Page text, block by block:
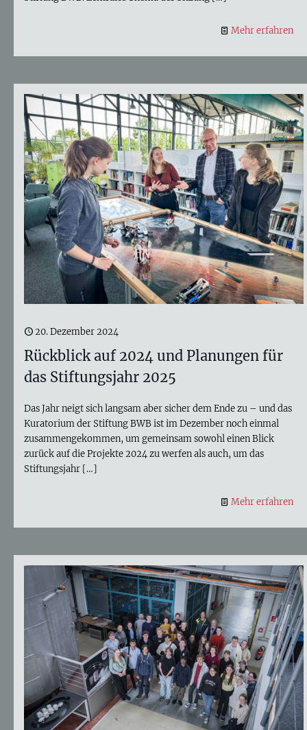
Mehr erfahren
20. Dezember 2024
Rückblick auf 2024 und Planungen für
das Stiftungsjahr 2025
Das Jahr neigt sich langsam aber sicher dem Ende zu – und das
Kuratorium der Stiftung BWB ist im Dezember noch einmal
zusammengekommen, um gemeinsam sowohl einen Blick
zurück auf die Projekte 2024 zu werfen als auch, um das
Stiftungsjahr […]
Mehr erfahren